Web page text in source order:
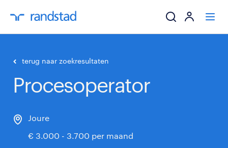
werkgevers
terug naar zoekresultaten
Procesoperator
Joure
€ 3.000 - 3.700 per maand